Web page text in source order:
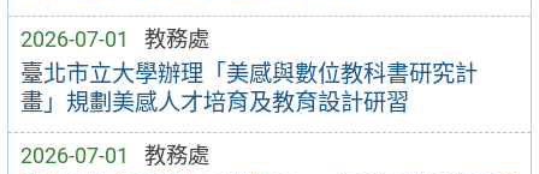
2026-07-01 教務處
臺北市立大學辦理「美感與數位教科書研究計
畫」規劃美感人才培育及教育設計研習
2026-07-01 教務處